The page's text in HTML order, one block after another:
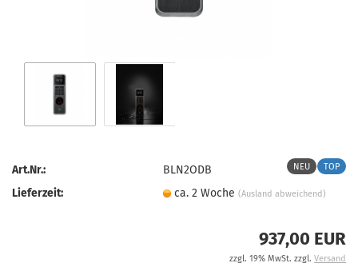
NEU TOP
Art.Nr.:
BLN2ODB
Lieferzeit:
ca. 2 Woche(Ausland abweichend)
937,00 EUR
zzgl. 19% MwSt. zzgl. Versand